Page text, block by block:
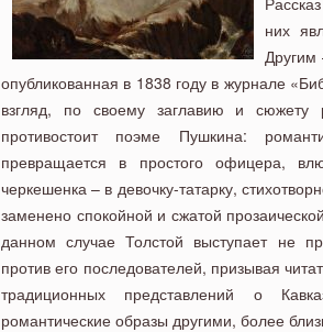
них
Другим
опубликованная в 1838 году в журнале
взгляд, по своему заглавию и сюжету
противостоит поэме Пушкина:
превращается в простого офицера,
черкешенка – в девочку-татарку,
заменено спокойной и сжатой
данном случае Толстой выступает не
против его последователей, призывая
традиционных представлений о
романтические образы другими, более